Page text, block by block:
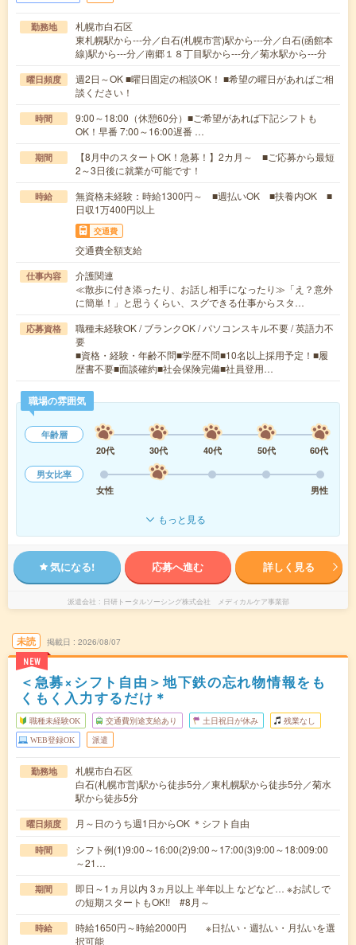
勤務地
札幌市白石区
東札幌駅から---分／白石(札幌市営)駅から---分／白石(函館本
線)駅から---分／南郷１８丁目駅から---分／菊水駅から---分
曜日頻度
週2日～OK ■曜日固定の相談OK！ ■希望の曜日があればご相
談ください！
時間
9:00～18:00（休憩60分）■ご希望があれば下記シフトも
OK！早番 7:00～16:00遅番 …
期間
【8月中のスタートOK！急募！】2カ月～ ■ご応募から最短
2～3日後に就業が可能です！
時給
無資格未経験：時給1300円～ ■週払いOK ■扶養内OK ■
日収1万400円以上
交通費
交通費全額支給
仕事内容
介護関連
≪散歩に付き添ったり、お話し相手になったり≫「え？意外
に簡単！」と思うくらい、スグできる仕事からスタ…
応募資格
職種未経験OK / ブランクOK / パソコンスキル不要 / 英語力不
要
■資格・経験・年齢不問■学歴不問■10名以上採用予定！■履
歴書不要■面談確約■社会保険完備■社員登用…
職場の雰囲気
年齢層
20代
30代 40代 50代
60代
男女比率
女性
男性
もっと見る
気になる! 応募へ進む 詳しく見る
派遣会社 日研トータルソーシング株式会社 メディカルケア事業部
未読
NEW
掲載日 2026/08/07
＜急募×シフト自由＞地下鉄の忘れ物情報をも
くもく入力するだけ＊
職種未経験OK 交通費別途支給あり 土日祝日が休み 残業なし
WEB登録OK 派遣
勤務地
札幌市白石区
白石(札幌市営)駅から徒歩5分／東札幌駅から徒歩5分／菊水
駅から徒歩5分
曜日頻度 月～日のうち週1日からOK ＊シフト自由
時間
シフト例(1)9:00～16:00(2)9:00～17:00(3)9:00～18:009:00
～21…
期間
即日～1ヵ月以内 3ヵ月以上 半年以上 などなど… ※お試しで
の短期スタートもOK!! #8月～
時給
時給1650円～時給2000円 ※日払い・週払い・月払いを選
択可能